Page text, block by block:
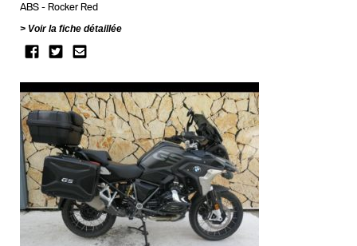
ABS
Rocker Red
Voir la fiche détaillée